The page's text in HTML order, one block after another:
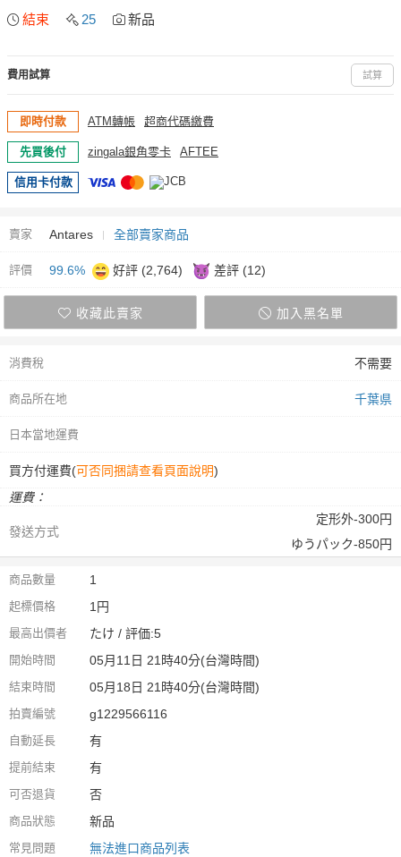
結束 25 新品
費用試算 試算
即時付款 ATM轉帳 超商代碼繳費
先買後付 zingala銀角零卡 AFTEE
信用卡付款
賣家 Antares 全部賣家商品
評價 99.6% 好評 (2,764) 差評 (12)
收藏此賣家 加入黑名單
消費稅 不需要
商品所在地 千葉県
日本當地運費
買方付運費(可否同捆請查看頁面說明)
運費：
發送方式
定形外-300円
ゆうパック-850円
商品數量 1
起標價格 1円
最高出價者 たけ / 評価:5
開始時間 05月11日 21時40分(台灣時間)
結束時間 05月18日 21時40分(台灣時間)
拍賣編號 g1229566116
自動延長 有
提前結束 有
可否退貨 否
商品狀態 新品
常見問題
無法進口商品列表